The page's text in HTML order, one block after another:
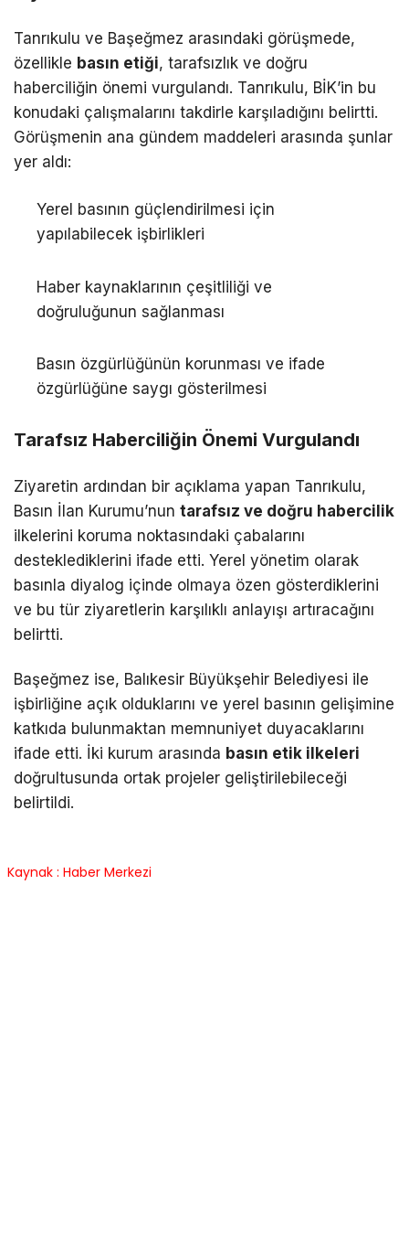
Tanrıkulu ve Başeğmez arasındaki görüşmede,
özellikle basın etiği, tarafsızlık ve doğru
haberciliğin önemi vurgulandı. Tanrıkulu, BİK’in bu
konudaki çalışmalarını takdirle karşıladığını belirtti.
Görüşmenin ana gündem maddeleri arasında şunlar
yer aldı:
Yerel basının güçlendirilmesi için
yapılabilecek işbirlikleri
Haber kaynaklarının çeşitliliği ve
doğruluğunun sağlanması
Basın özgürlüğünün korunması ve ifade
özgürlüğüne saygı gösterilmesi
Tarafsız Haberciliğin Önemi Vurgulandı
Ziyaretin ardından bir açıklama yapan Tanrıkulu,
Basın İlan Kurumu’nun tarafsız ve doğru habercilik
ilkelerini koruma noktasındaki çabalarını
desteklediklerini ifade etti. Yerel yönetim olarak
basınla diyalog içinde olmaya özen gösterdiklerini
ve bu tür ziyaretlerin karşılıklı anlayışı artıracağını
belirtti.
Başeğmez ise, Balıkesir Büyükşehir Belediyesi ile
işbirliğine açık olduklarını ve yerel basının gelişimine
katkıda bulunmaktan memnuniyet duyacaklarını
ifade etti. İki kurum arasında basın etik ilkeleri
doğrultusunda ortak projeler geliştirilebileceği
belirtildi.
Kaynak : Haber Merkezi